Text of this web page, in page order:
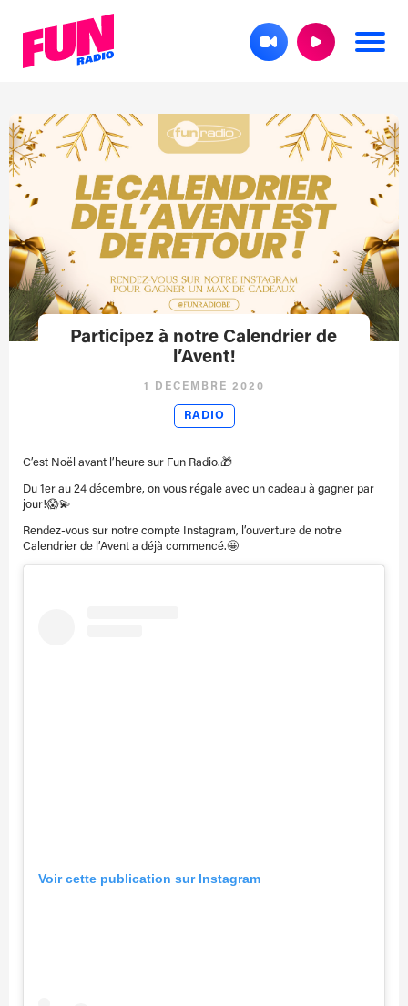
Participez à notre Calendrier de
l’Avent!
1 DÉCEMBRE 2020
RADIO
C’est Noël avant l’heure sur Fun Radio.🎁
Du 1er au 24 décembre, on vous régale avec un cadeau à gagner par
jour!😱💫
Rendez-vous sur notre compte Instagram, l’ouverture de notre
Calendrier de l’Avent a déjà commencé.🤩
Voir cette publication sur Instagram